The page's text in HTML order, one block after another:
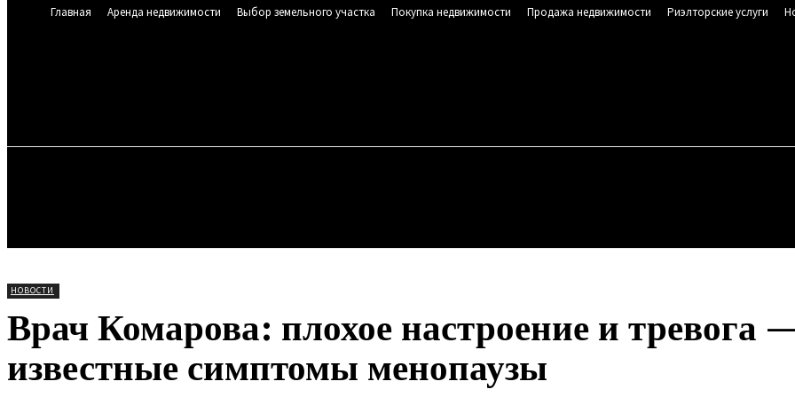
Главная
Аренда недвижимости Выбор земельного участка Покупка недвижимости Продажа недвижимости Риэлторские услуги
НОВОСТИ
Врач Комарова: плохое настроение и тревога
известные симптомы менопаузы